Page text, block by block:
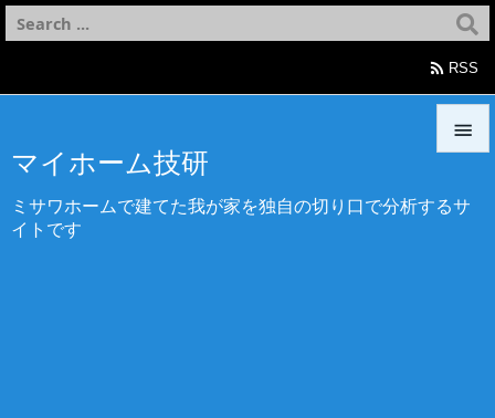
マイホーム技研
ミサワホームで建てた我が家を独自の切り口で分析するサ
イトです

メニュ
 RSS